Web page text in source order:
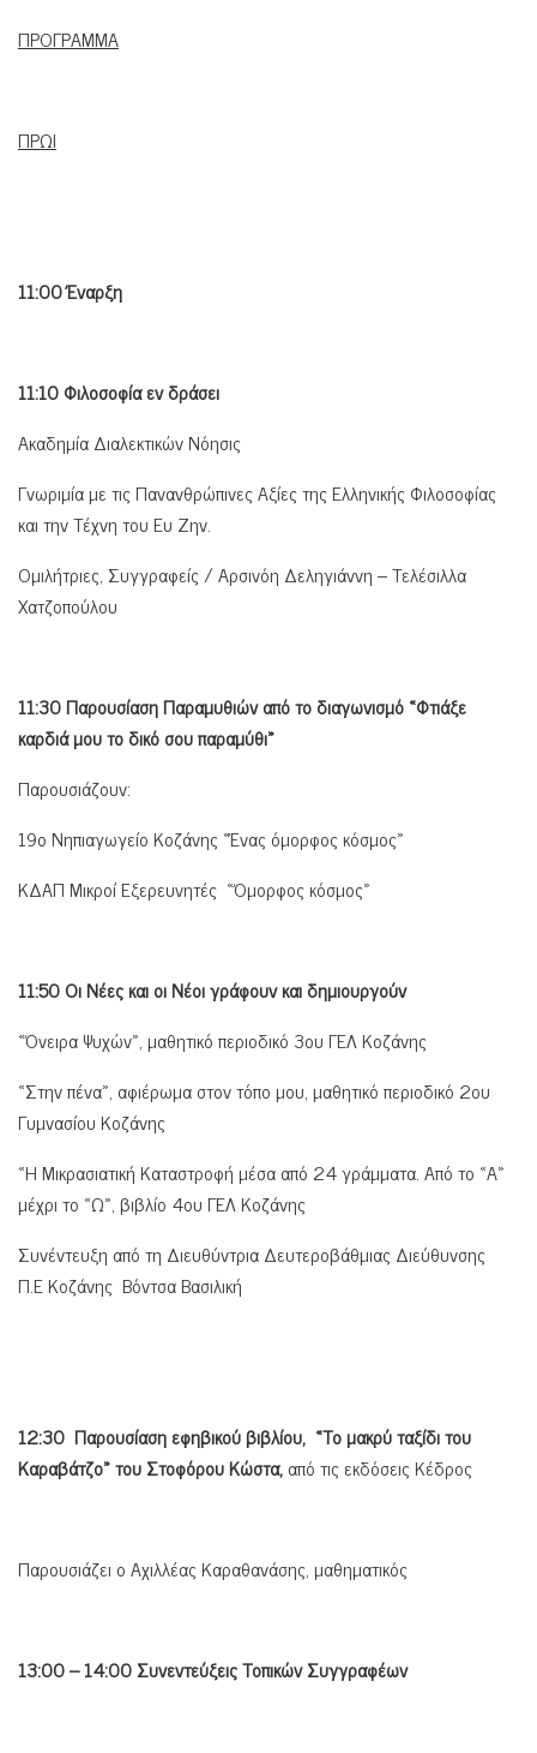
ΠΡΟΓΡΑΜΜΑ
ΠΡΩΙ
11:00 Έναρξη
11:10 Φιλοσοφία εν δράσει
Ακαδημία Διαλεκτικών Νόησις
Γνωριμία με τις Πανανθρώπινες Αξίες της Ελληνικής Φιλοσοφίας
και την Τέχνη του Ευ Ζην.
Ομιλήτριες, Συγγραφείς / Αρσινόη Δεληγιάννη – Τελέσιλλα
Χατζοπούλου
11:30 Παρουσίαση Παραμυθιών από το διαγωνισμό «Φτιάξε
καρδιά μου το δικό σου παραμύθι»
Παρουσιάζουν:
19ο Νηπιαγωγείο Κοζάνης «Ένας όμορφος κόσμος»
ΚΔΑΠ Μικροί Εξερευνητές «Όμορφος κόσμος»
11:50 Οι Νέες και οι Νέοι γράφουν και δημιουργούν
«Όνειρα Ψυχών», μαθητικό περιοδικό 3ου ΓΕΛ Κοζάνης
«Στην πένα», αφιέρωμα στον τόπο μου, μαθητικό περιοδικό 2ου
Γυμνασίου Κοζάνης
«Η Μικρασιατική Καταστροφή μέσα από 24 γράμματα. Από το «Α»
μέχρι το «Ω», βιβλίο 4ου ΓΕΛ Κοζάνης
Συνέντευξη από τη Διευθύντρια Δευτεροβάθμιας Διεύθυνσης
Π.Ε Κοζάνης Βόντσα Βασιλική
12:30 Παρουσίαση εφηβικού βιβλίου, «Το μακρύ ταξίδι του
Καραβάτζο» του Στοφόρου Κώστα,από τις εκδόσεις Κέδρος
Παρουσιάζει ο Αχιλλέας Καραθανάσης, μαθηματικός
13:00 – 14:00 Συνεντεύξεις Τοπικών Συγγραφέων